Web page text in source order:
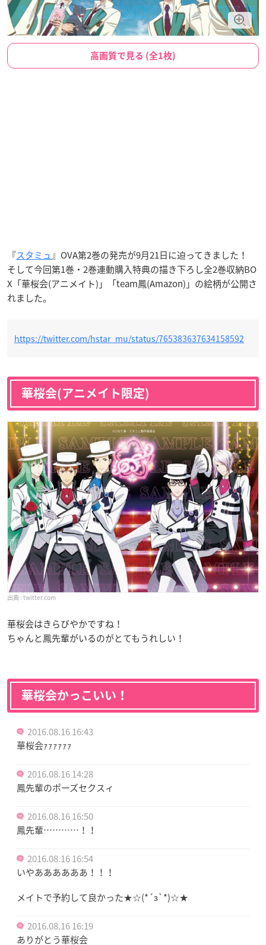
高画質で見る (全1枚)
『スタミュ』OVA第2巻の発売が9月21日に迫ってきました！
そして今回第1巻・2巻連動購入特典の描き下ろし全2巻収納BO
X「華桜会(アニメイト)」「team鳳(Amazon)」の絵柄が公開さ
れました。
https://twitter.com/hstar_mu/status/765383637634158592
華桜会(アニメイト限定)
twitter.com
華桜会はきらびやかですね！
ちゃんと鳳先輩がいるのがとてもうれしい！
華桜会かっこいい！
2016.08.16 16:43
華桜会ｧｧｧｧｧｧ
2016.08.16 14:28
鳳先輩のポーズセクスィ
2016.08.16 16:50
鳳先輩…………！！
2016.08.16 16:54
いやああああああ！！！
メイトで予約して良かった★☆(*´з`*)☆★
2016.08.16 16:19
ありがとう華桜会